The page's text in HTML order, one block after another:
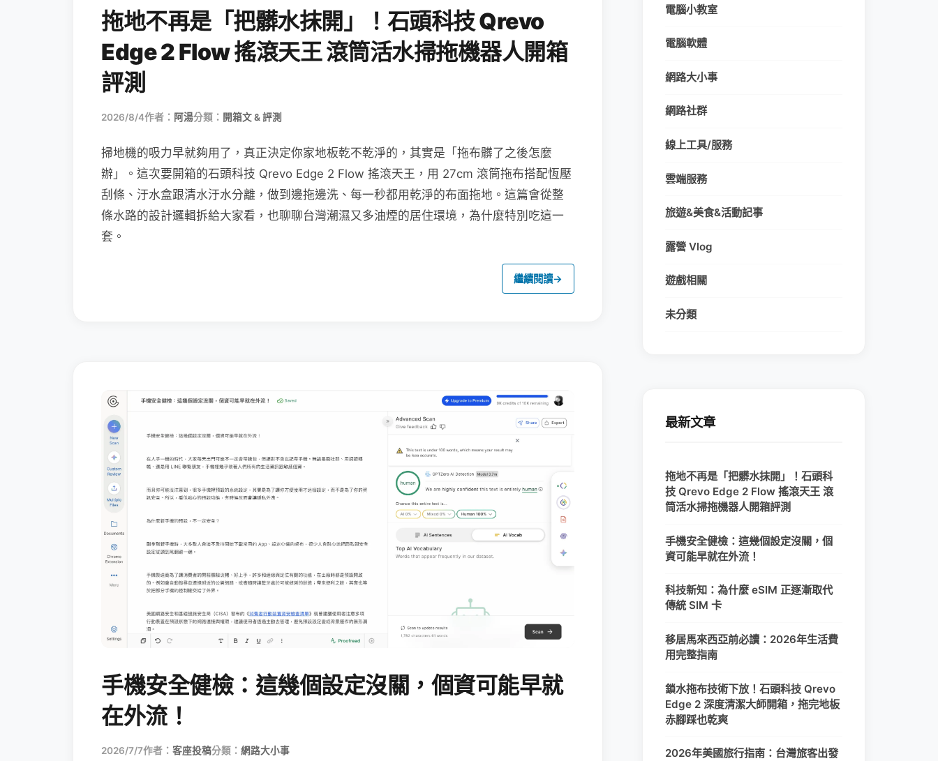
拖地不再是「把髒水抹開」！石頭科技 Qrevo
Edge 2 Flow 搖滾天王 滾筒活水掃拖機器人開箱
評測
2026/8/4作者： 阿湯分類： 開箱文 & 評測
掃地機的吸力早就夠用了，真正決定你家地板乾不乾淨的，其實是「拖布髒了之後怎麼
辦」。這次要開箱的石頭科技 Qrevo Edge 2 Flow 搖滾天王，用 27cm 滾筒拖布搭配恆壓
刮條、汙水盒跟清水汙水分離，做到邊拖邊洗、每一秒都用乾淨的布面拖地。這篇會從整
條水路的設計邏輯拆給大家看，也聊聊台灣潮濕又多油煙的居住環境，為什麼特別吃這一
套。
繼續閱讀→
手機安全健檢：這幾個設定沒關，個資可能早就
在外流！
2026/7/7作者： 客座投稿分類： 網路大小事
電腦小教室
電腦軟體
網路大小事
網路社群
線上工具/服務
雲端服務
旅遊&美食&活動記事
露營 Vlog
遊戲相關
未分類
最新文章
拖地不再是「把髒水抹開」！石頭科
技 Qrevo Edge 2 Flow 搖滾天王 滾
筒活水掃拖機器人開箱評測
手機安全健檢：這幾個設定沒關，個
資可能早就在外流！
科技新知：為什麼 eSIM 正逐漸取代
傳統 SIM 卡
移居馬來西亞前必讀：2026年生活費
用完整指南
鎖水拖布技術下放！石頭科技 Qrevo
Edge 2 深度清潔大師開箱，拖完地板
赤腳踩也乾爽
2026年美國旅行指南：台灣旅客出發